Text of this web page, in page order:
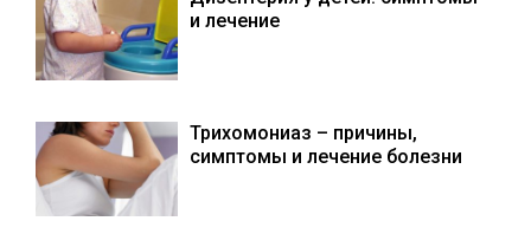
и лечение
Трихомониаз – причины,
симптомы и лечение болезни